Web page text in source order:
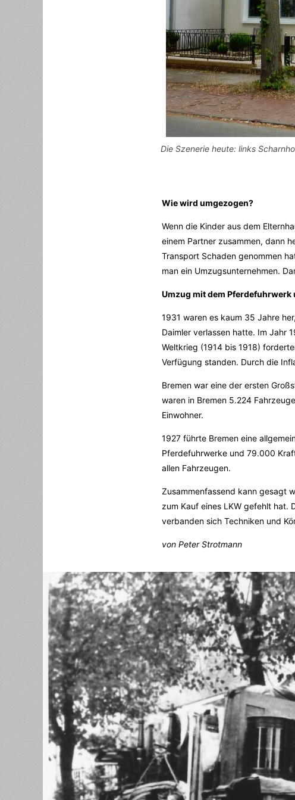
Die Szenerie heute: links
Wie wird umgezogen?
Wenn die Kinder aus dem
einem Partner zusammen, dann
Transport Schaden genommen
man ein Umzugsunternehmen.
Umzug mit dem Pferdefuhrwerk
1931 waren es kaum 35 Jahre
Daimler verlassen hatte. Im Jahr
Weltkrieg (1914 bis 1918)
Verfügung standen. Durch die
Bremen war eine der ersten
waren in Bremen 5.224
Einwohner.
1927 führte Bremen eine
Pferdefuhrwerke und 79.000
allen Fahrzeugen.
Zusammenfassend kann gesagt
zum Kauf eines LKW gefehlt hat.
verbanden sich Techniken und
von Peter Strotmann